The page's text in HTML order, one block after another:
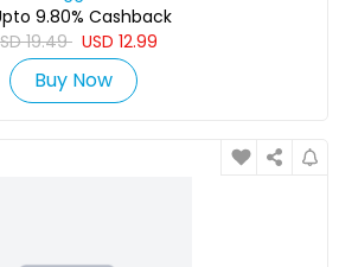
9.80% Cashback
19.49 USD 12.99
Buy Now